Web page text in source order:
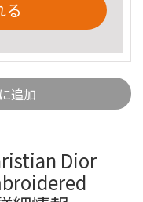
る
追加
Dior